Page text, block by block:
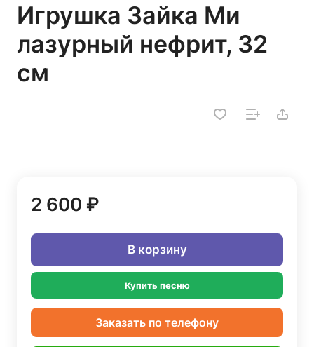
Игрушка Зайка Ми
лазурный нефрит, 32
см
2 600 ₽
В корзину
Купить песню
Заказать по телефону